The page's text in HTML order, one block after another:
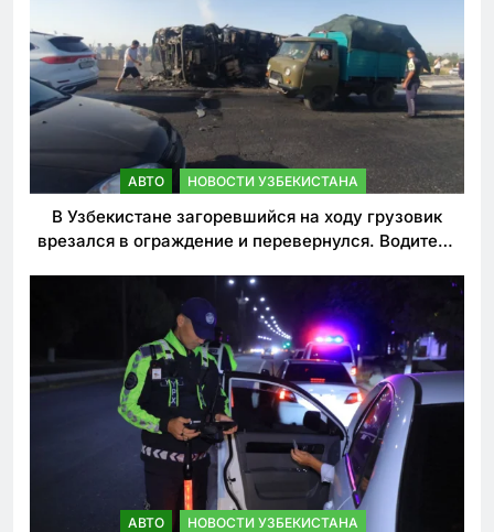
АВТО НОВОСТИ УЗБЕКИСТАНА
В Узбекистане загоревшийся на ходу грузовик
врезался в ограждение и перевернулся. Водитель
АВТО НОВОСТИ УЗБЕКИСТАНА